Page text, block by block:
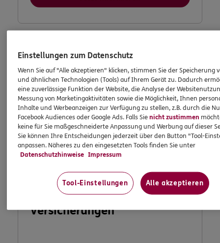
Meine
Versicherungen
Einstellungen zum Datenschutz
Wenn Sie auf "Alle akzeptieren" klicken, stimmen Sie der Speicherung
und ähnlichen Technologien (Tools) auf Ihrem Gerät zu. Dadurch
eine zuverlässige Funktion der Website, die Analyse der
Messung von Marketingaktivitäten sowie die Möglichkeit, Ihnen
Inhalte und Werbeanzeigen zur Verfügung zu stellen, z.B. durch die
Facebook Audiences oder Google Ads. Falls Sienicht zustimmen
keine für Sie maßgeschneiderte Anpassung und Werbung auf dieser
Sie können Ihre Entscheidungen jederzeit über den Button "Tool-
anpassen. Näheres zu den eingesetzten Tools finden Sie unter
Datenschutzhinweise Impressum
Tool-Einstellungen Alle akzeptieren